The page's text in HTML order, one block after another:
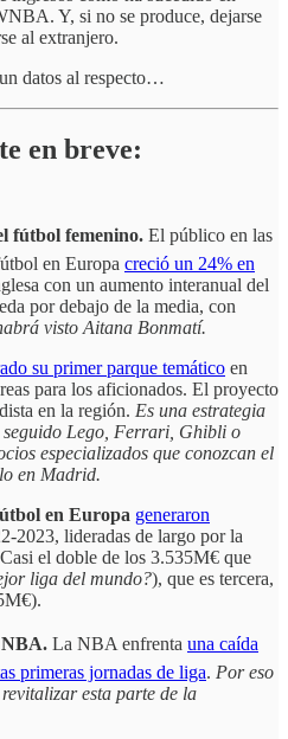
Y, si no se produce, dejarse
al extranjero.
datos al respecto…
en breve:
fútbol femenino. El público en las
en Europa creció un 24% en
con un aumento interanual del
por debajo de la media, con
visto Aitana Bonmatí.
su primer parque temático en
para los aficionados. El proyecto
en la región. Es una estrategia
seguido Lego, Ferrari, Ghibli o
especializados que conozcan el
en Madrid.
en Europa generaron
2023, lideradas de largo por la
el doble de los 3.535M€ que
liga del mundo?), que es tercera,
NBA. La NBA enfrenta una caída
primeras jornadas de liga. Por eso
esta parte de la